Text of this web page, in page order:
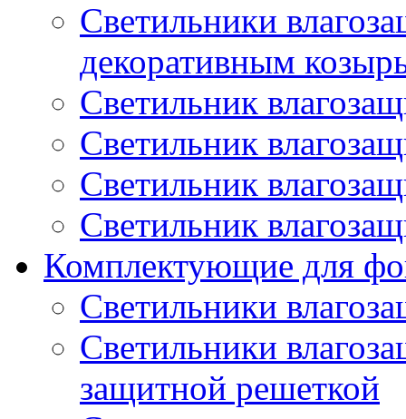
Светильники
декоративным
Светильник
Светильник
Светильник
Светильник
Комплектующие для
Светильники
Светильники
защитной решеткой